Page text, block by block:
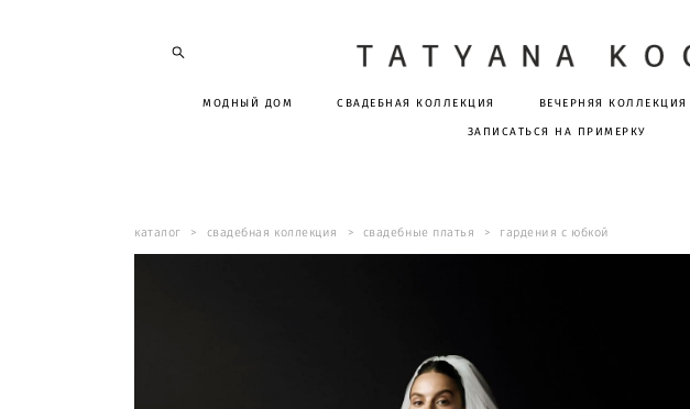
МОДНЫЙ ДОМ СВАДЕБНАЯ КОЛЛЕКЦИЯ ВЕЧЕРНЯЯ КОЛЛЕКЦИЯ
ЗАПИСАТЬСЯ НА ПРИМЕРКУ
каталог > свадебная коллекция > свадебные платья > гардения с юбкой